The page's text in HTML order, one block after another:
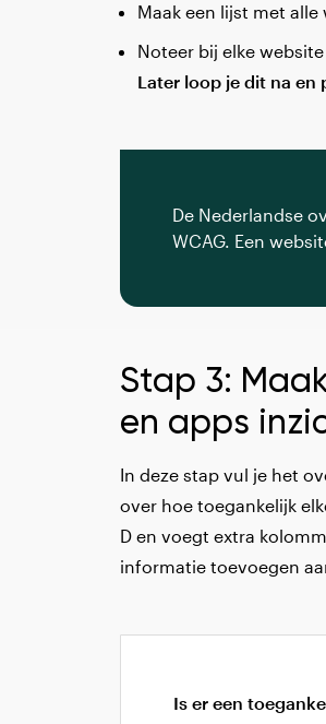
Maak een lijst met alle
Noteer bij elke
Later loop je dit na en
De Nederlandse
WCAG. Een
Stap 3:
en apps
In deze stap vul je het
over hoe toegankelijk
D en voegt extra
informatie toevoegen
Is er een